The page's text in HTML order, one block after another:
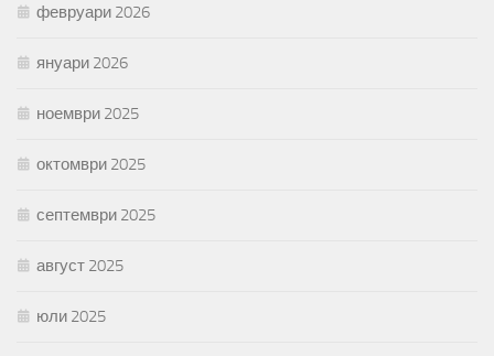
февруари 2026
януари 2026
ноември 2025
октомври 2025
септември 2025
август 2025
юли 2025